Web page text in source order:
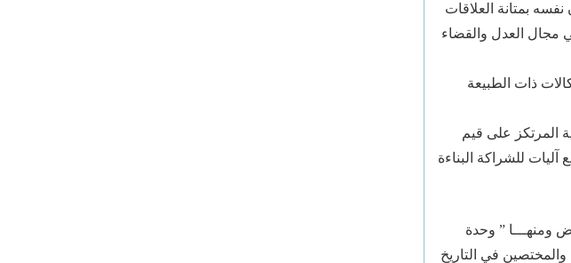
بمتانة العلاقات
مجال العدل والقضاء
ذات الطبيعة
المرتكز على قيم
آليات للشراكة البناءة
ومنهـــا ” وحدة
في التاريخ